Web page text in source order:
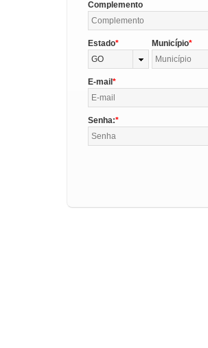
Complemento
Estado
GO
Município
E-mail
Senha: